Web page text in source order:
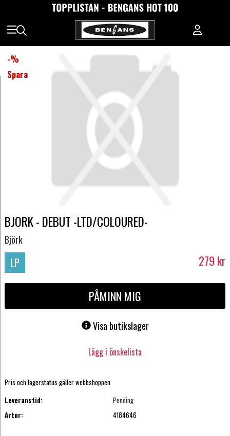
-%
Spara
BJORK - DEBUT -LTD/COLOURED-
Björk
LP 279 kr
PÅMINN MIG
Visa butikslager
Lägg i önskelista
Pris och lagerstatus gäller webbshoppen
Leveranstid:
Pending
Artnr:
4184646